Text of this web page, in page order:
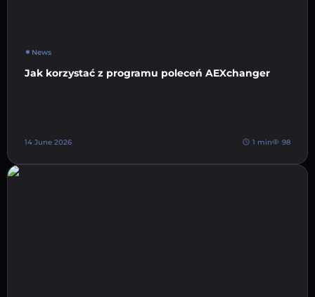
News
Jak korzystać z programu poleceń AEXchanger
14 June 2026 1 min 98